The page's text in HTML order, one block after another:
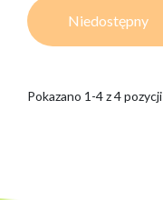
Niedostępny
Pokazano 1-4 z 4 pozycji